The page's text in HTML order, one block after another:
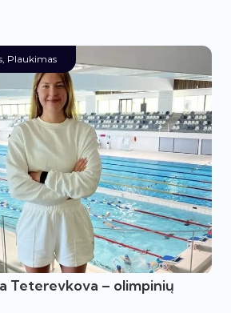
Plaukimas
Teterevkova – olimpinių